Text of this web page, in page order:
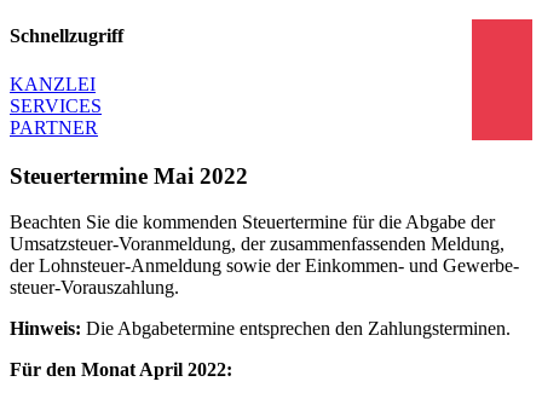
Steuer­ter­mine Mai 2022
Beachten Sie die kommenden Steuer­ter­mine für die Abgabe der
Umsatz­steuer-Voranmel­dung, der zusam­men­fas­senden Meldung,
der Lohnsteuer-Anmel­dung sowie der Einkommen- und Gewer­be­
steuer-Voraus­zah­lung.
Hinweis: Die Abgabe­ter­mine entspre­chen den Zahlungs­ter­minen.
Für den Monat April 2022:
Schnell­zu­griff
KANZLEI
SERVICES
PARTNER